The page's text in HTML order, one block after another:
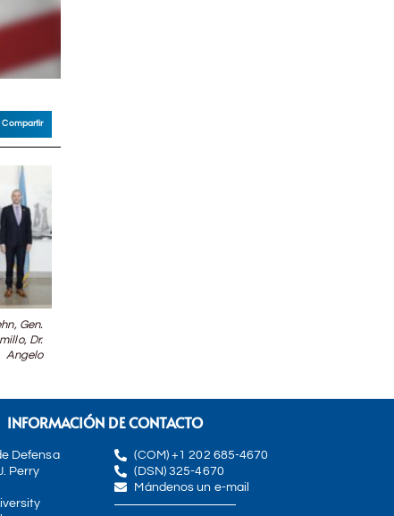
Compartir
Gen.
Dr.
Angelo
INFORMACIÓN DE CONTACTO
Defensa
Perry
(COM) +1 202 685-4670
(DSN) 325-4670
Mándenos un e-mail